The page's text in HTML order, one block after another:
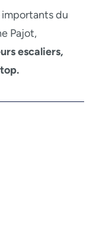
importants du
Pajot,
escaliers,